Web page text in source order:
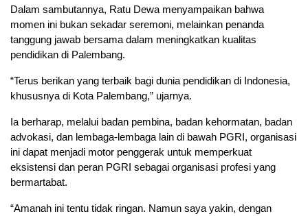
Dalam sambutannya, Ratu Dewa menyampaikan bahwa
momen ini bukan sekadar seremoni, melainkan penanda
tanggung jawab bersama dalam meningkatkan kualitas
pendidikan di Palembang.
“Terus berikan yang terbaik bagi dunia pendidikan di Indonesia,
khususnya di Kota Palembang,” ujarnya.
Ia berharap, melalui badan pembina, badan kehormatan, badan
advokasi, dan lembaga-lembaga lain di bawah PGRI, organisasi
ini dapat menjadi motor penggerak untuk memperkuat
eksistensi dan peran PGRI sebagai organisasi profesi yang
bermartabat.
“Amanah ini tentu tidak ringan. Namun saya yakin, dengan